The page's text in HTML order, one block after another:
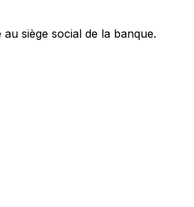
siège social de la banque.